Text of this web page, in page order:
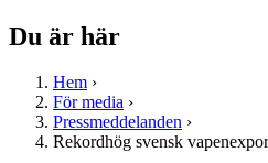
Du är här
Hem ›
För media ›
Pressmeddelanden ›
Rekordhög svensk